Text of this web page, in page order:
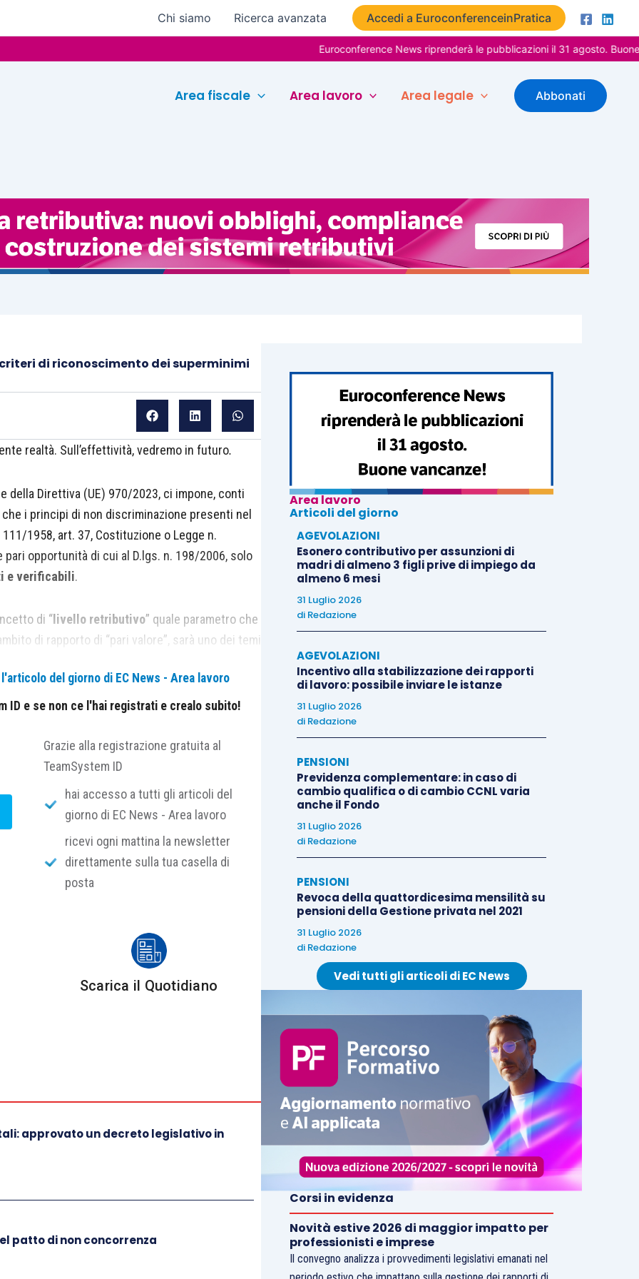
Chi siamo Ricerca avanzata Accedi a EuroconferenceinPratica
Euroconference News riprenderà le pubblicazioni il 31 agosto. Buone vacanze!
Area fiscale Area lavoro Area legale Abbonati
di riconoscimento dei superminimi
realtà. Sull’effettività, vedremo in futuro.
della Direttiva (UE) 970/2023, ci impone, conti
i principi di non discriminazione presenti nel
1958, art. 37, Costituzione o Legge n.
opportunità di cui al D.lgs. n. 198/2006, solo
e verificabili.
di “ livello retributivo” quale parametro che
di rapporto di “pari valore”, sarà uno dei temi
lett. b), D.Lgs. n. 96/2026 e cerchiamo di
b), del decreto precisa:« la retribuzione lorda annua
da intendersi come la totalità degli elementi
dei trattamenti economici individuali non strutturali
di lavoratori e fondate su criteri oggettivi
nei cedolini paga di quella persona) quanto di
è “atteso” in qualche modo dal
un MBO sia qualificabile come
non è importante se viene erogato, ma
la retribuzione del probabile
del giorno di EC News - Area lavoro
ID e se non ce l'hai registrati e crealo subito!
Grazie alla registrazione gratuita al
TeamSystem ID
hai accesso a tutti gli articoli del
giorno di EC News - Area lavoro
ricevi ogni mattina la newsletter
direttamente sulla tua casella di
posta
Scarica il Quotidiano
approvato un decreto legislativo in
patto di non concorrenza
Area lavoro
Articoli del giorno
AGEVOLAZIONI
Esonero contributivo per assunzioni di
madri di almeno 3 figli prive di impiego da
almeno 6 mesi
31 Luglio 2026
di Redazione
AGEVOLAZIONI
Incentivo alla stabilizzazione dei rapporti
di lavoro: possibile inviare le istanze
31 Luglio 2026
di Redazione
PENSIONI
Previdenza complementare: in caso di
cambio qualifica o di cambio CCNL varia
anche il Fondo
31 Luglio 2026
di Redazione
PENSIONI
Revoca della quattordicesima mensilità su
pensioni della Gestione privata nel 2021
31 Luglio 2026
di Redazione
Vedi tutti gli articoli di EC News
Corsi in evidenza
Novità estive 2026 di maggior impatto per
professionisti e imprese
Il convegno analizza i provvedimenti legislativi emanati nel